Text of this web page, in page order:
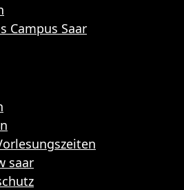
Campus Saar
saar